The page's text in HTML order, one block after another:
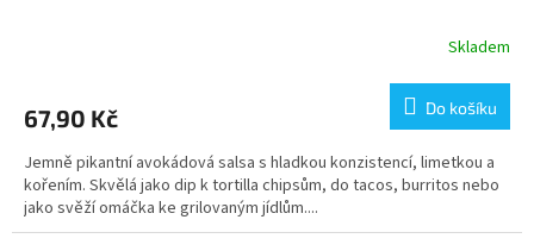
Skladem
67,90 Kč Do košíku
Jemně pikantní avokádová salsa s hladkou konzistencí, limetkou a
kořením. Skvělá jako dip k tortilla chipsům, do tacos, burritos nebo
jako svěží omáčka ke grilovaným jídlům....